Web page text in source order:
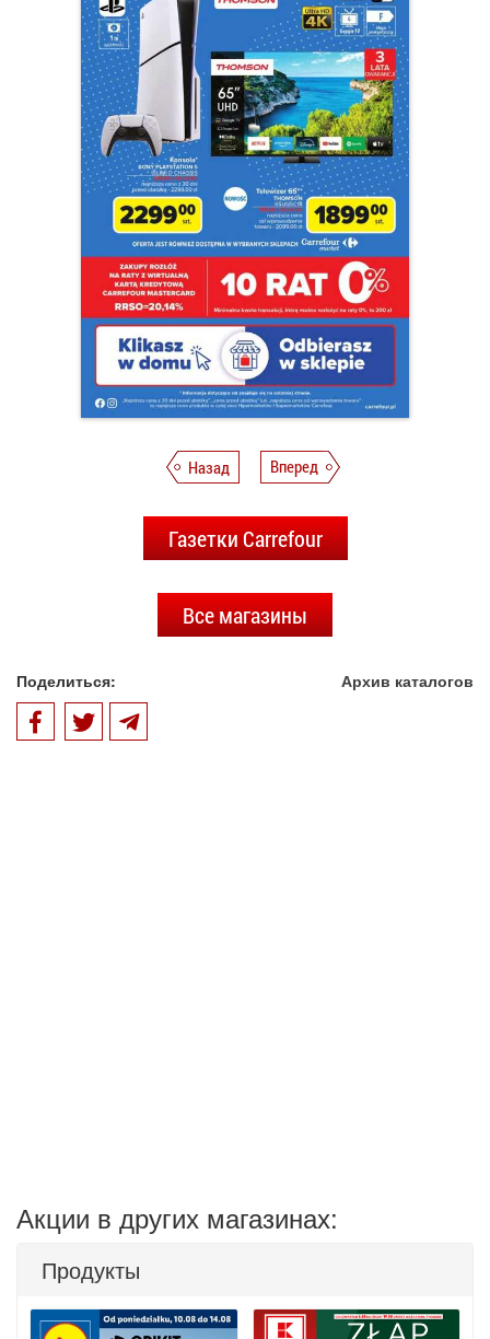
Назад Вперед
Газетки Carrefour
Все магазины
Поделиться: Архив каталогов
Акции в других магазинах:
Продукты